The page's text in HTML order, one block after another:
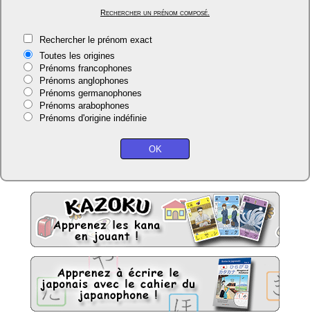
Rechercher un prénom composé.
Rechercher le prénom exact
Toutes les origines
Prénoms francophones
Prénoms anglophones
Prénoms germanophones
Prénoms arabophones
Prénoms d'origine indéfinie